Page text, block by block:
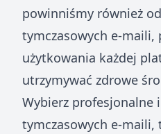
powinniśmy również
tymczasowych e-maili,
użytkowania każdej
utrzymywać zdrowe
Wybierz profesjonalne
tymczasowych e-maili,